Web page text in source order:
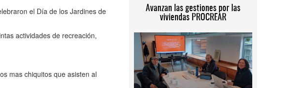
el Día de los Jardines de
actividades de recreación,
mas chiquitos que asisten al
Avanzan las gestiones por las
viviendas PROCREAR